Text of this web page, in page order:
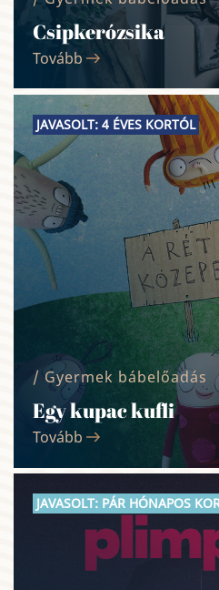
Csipkerózsika
Tovább
JAVASOLT: 4 ÉVES KORTÓL
/ Gyermek bábelőadás
Egy kupac kufli
Tovább
JAVASOLT: PÁR HÓNAPOS